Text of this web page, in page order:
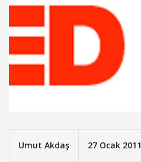
Umut Akdaş 27 Ocak 2011